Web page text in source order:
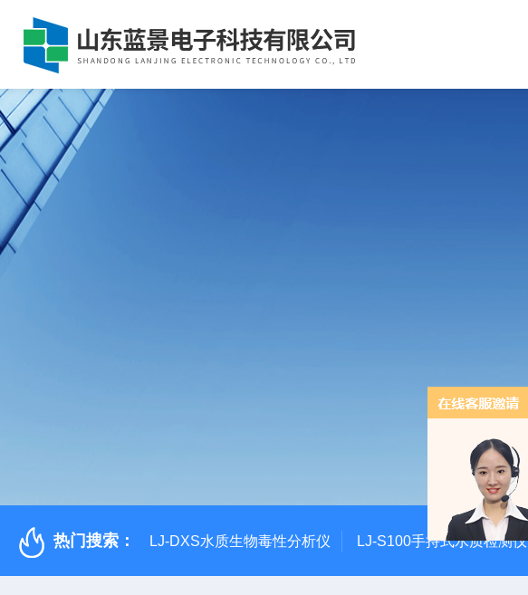
热门搜索： LJ-DXS水质生物毒性分析仪 LJ-S100手持式水质检测仪